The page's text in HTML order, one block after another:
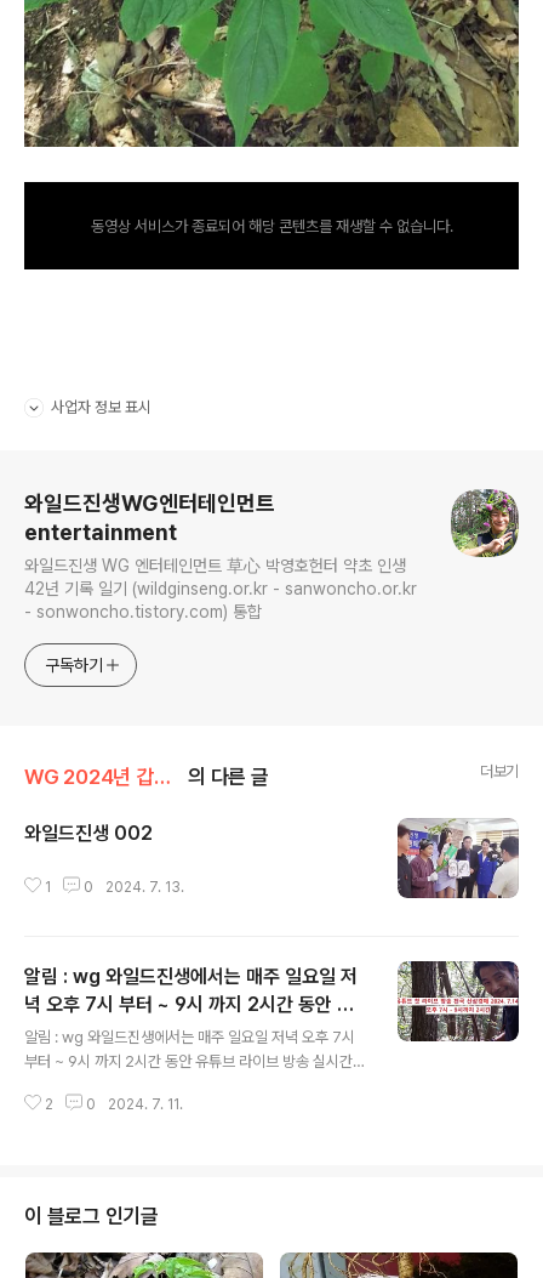
동영상 서비스가 종료되어 해당 콘텐츠를 재생할 수 없습니다.
사업자 정보 표시
와일드진생WG엔터테인먼트
entertainment
와일드진생 WG 엔터테인먼트 草心 박영호헌터 약초 인생
42년 기록 일기 (wildginseng.or.kr - sanwoncho.or.kr
- sonwoncho.tistory.com) 통합
구독하기
WG 2024년 갑진년 기록 의 다른 글 더보기
와일드진생 002
1 0 2024. 7. 13.
알림 : wg 와일드진생에서는 매주 일요일 저
녁 오후 7시 부터 ~ 9시 까지 2시간 동안 유
튜브 라이브 방송 실시간 전국 산삼 경매 첫 시
작 합니다. 2024년 7월 14일 첫 라이브 방송
많은 참여 와 응원 부탁 드립니다. 감사합니다
자세한 사항은 아래 주소에서 확인하세요 htt
알림 : wg 와일드진생에서는 매주 일요일 저녁 오후 7시
부터 ~ 9시 까지 2시간 동안 유튜브 라이브 방송 실시간
이브 방송 많은 참여 와 응원 부탁 드립니다. 감사합니다 자
2 0 2024. 7. 11.
이 블로그 인기글